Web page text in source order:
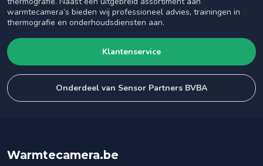
warmtecamera’s bieden wij professioneel advies, trainingen in
thermografie en onderhoudsdiensten aan.
Klantenservice
Onderdeel van Sensor Partners BVBA
Warmtecamera.be